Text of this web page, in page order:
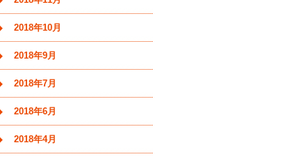
2018年10月
2018年9月
2018年7月
2018年6月
2018年4月